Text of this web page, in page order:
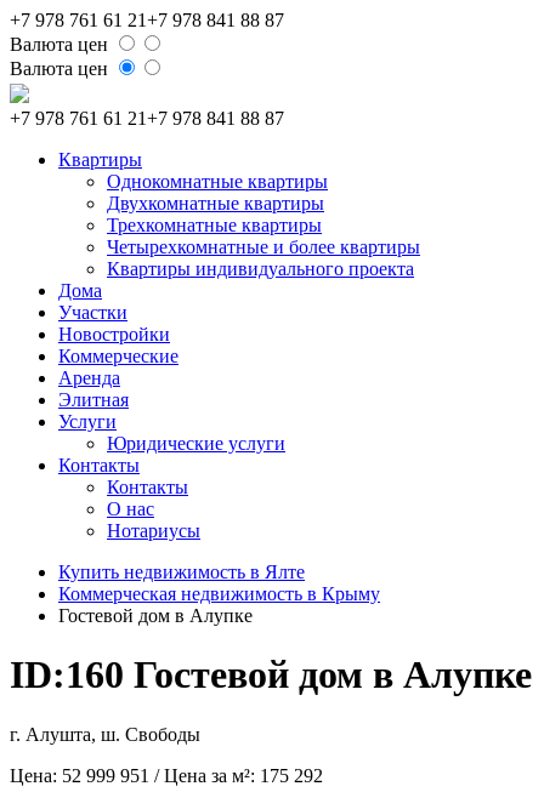
+7 978 761 61 21+7 978 841 88 87
Валюта цен
Валюта цен
+7 978 761 61 21+7 978 841 88 87
Квартиры
Однокомнатные квартиры
Двухкомнатные квартиры
Трехкомнатные квартиры
Четырехкомнатные и более квартиры
Квартиры индивидуального проекта
Дома
Участки
Новостройки
Коммерческие
Аренда
Элитная
Услуги
Юридические услуги
Контакты
Контакты
О нас
Нотариусы
Купить недвижимость в Ялте
Коммерческая недвижимость в Крыму
Гостевой дом в Алупке
ID:160 Гостевой дом в Алупке
г. Алушта, ш. Свободы
Цена: 52 999 951 / Цена за м²: 175 292